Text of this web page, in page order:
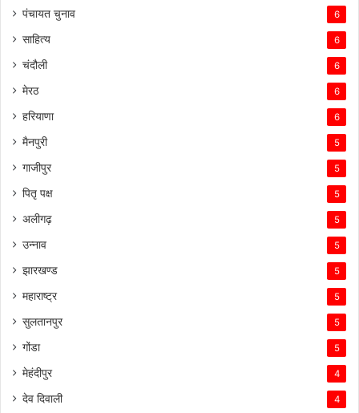
पंचायत चुनाव 6
साहित्य 6
चंदौली 6
मेरठ 6
हरियाणा 6
मैनपुरी 5
गाजीपुर 5
पितृ पक्ष 5
अलीगढ़ 5
उन्नाव 5
झारखण्ड 5
महाराष्ट्र 5
सुलतानपुर 5
गोंडा 5
मेहंदीपुर 4
देव दिवाली 4